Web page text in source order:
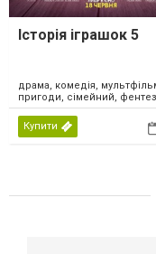
Історія іграшок 5
драма, комедія,
пригоди, сімейний,
США, 2026
Купити